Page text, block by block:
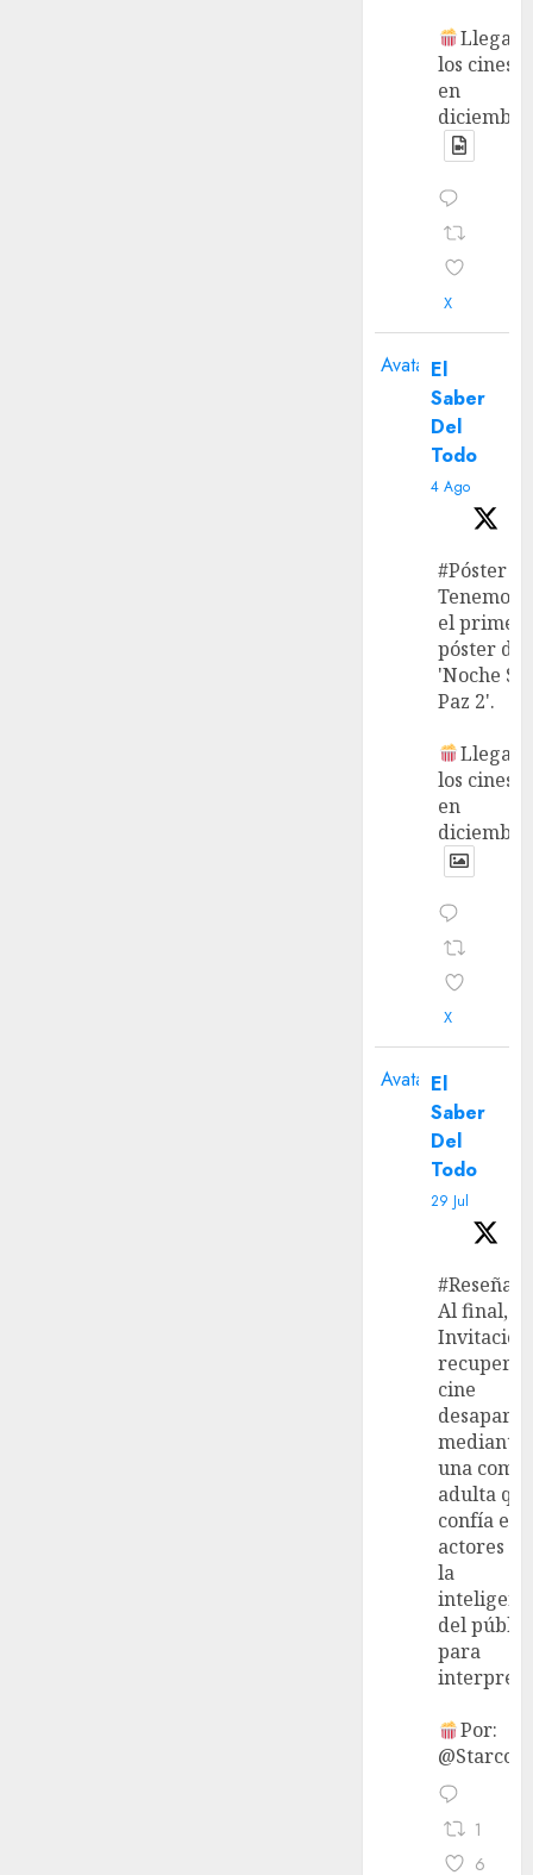
Llega a
los cines
en
X
Avatar El
Saber
Del
Todo
4 Ago
#Póster
Tenemos
el primer
póster de
'Noche
Paz 2'.
Llega a
los cines
en
X
Avatar El
Saber
Del
Todo
29 Jul
#Reseña
Al final,
recupera
cine
mediante
una
adulta
confía en
actores y
la
del
para
Por:
1
6